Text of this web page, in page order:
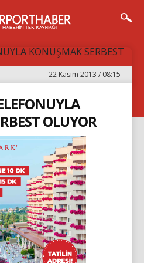
22 Kasım 2013 / 08:15
OLUYOR